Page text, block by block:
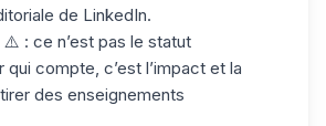
de LinkedIn.
: ce n’est pas le statut
qui compte, c’est l’impact et la
des enseignements